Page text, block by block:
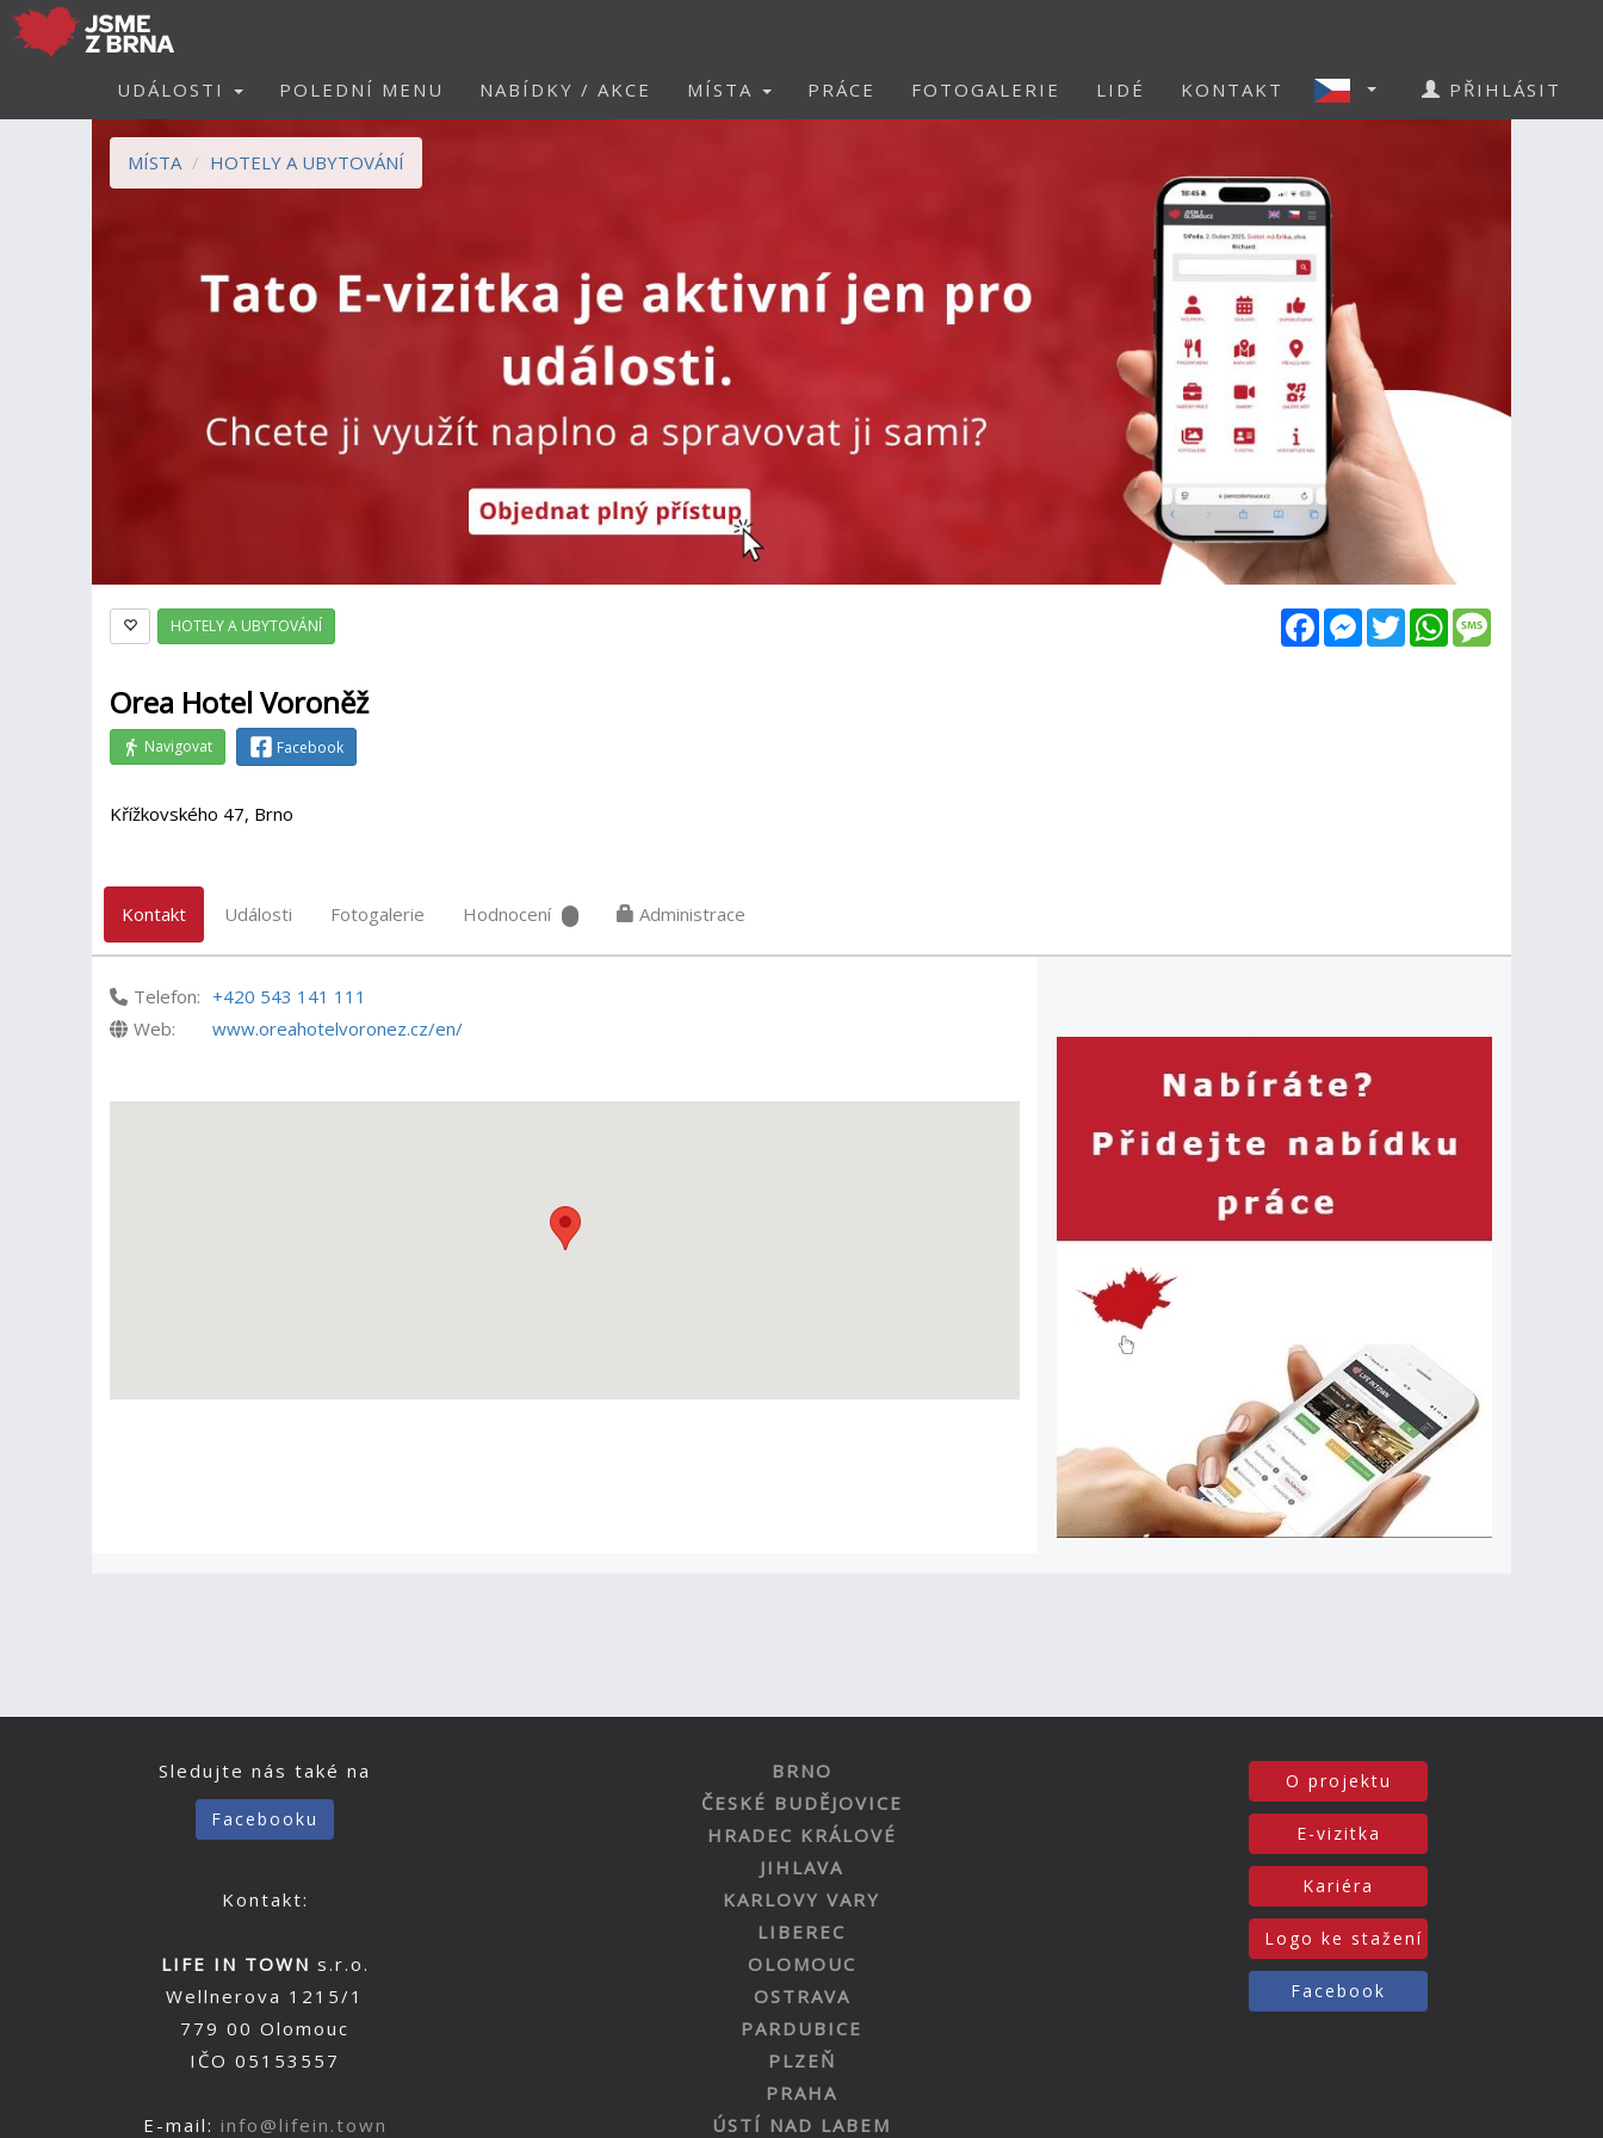
UDÁLOSTI POLEDNÍ MENU NABÍDKY / AKCE MÍSTA PRÁCE FOTOGALERIE LIDÉ KONTAKT PŘIHLÁSIT
MÍSTA HOTELY A UBYTOVÁNÍ
FacebookMessenger
TwitterWhatsApp
HOTELY A UBYTOVÁNÍ
Orea Hotel Voroněž
Navigovat Facebook
Křížkovského 47, Brno
Kontakt Události Fotogalerie Hodnocení Administrace
Telefon: +420 543 141 111
Web:
www.oreahotelvoronez.cz/en/
Sledujte nás také na
Facebooku
Kontakt:
LIFE IN TOWN s.r.o.
Wellnerova 1215/1
779 00 Olomouc
IČO 05153557
E-mail: info@lifein.town
BRNO
ČESKÉ BUDĚJOVICE
HRADEC KRÁLOVÉ
JIHLAVA
KARLOVY VARY
LIBEREC
OLOMOUC
OSTRAVA
PARDUBICE
PLZEŇ
PRAHA
ÚSTÍ NAD LABEM
O projektu
E-vizitka
Kariéra
Logo ke stažení
Facebook